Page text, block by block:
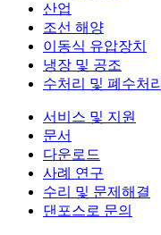
산업
조선 해양
이동식 유압장치
냉장 및 공조
수처리 및 폐수처리
서비스 및 지원
문서
다운로드
사례 연구
수리 및 문제해결
댄포스로 문의